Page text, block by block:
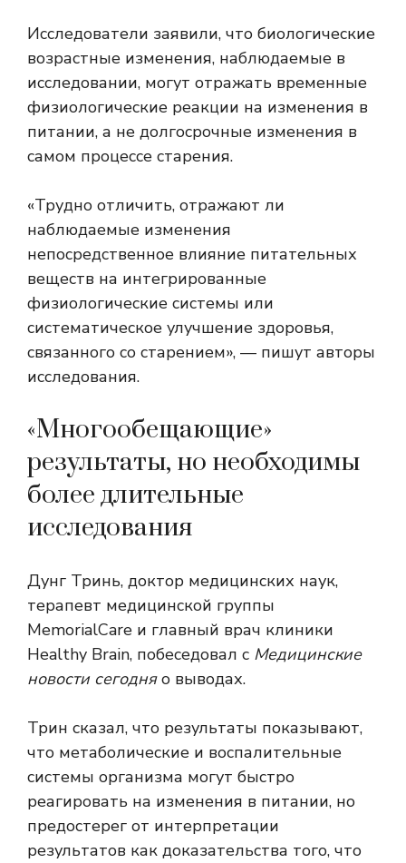
Исследователи заявили, что биологические
возрастные изменения, наблюдаемые в
исследовании, могут отражать временные
физиологические реакции на изменения в
питании, а не долгосрочные изменения в
самом процессе старения.
«Трудно отличить, отражают ли
наблюдаемые изменения
непосредственное влияние питательных
веществ на интегрированные
физиологические системы или
систематическое улучшение здоровья,
связанного со старением», — пишут авторы
исследования.
«Многообещающие»
результаты, но необходимы
более длительные
исследования
Дунг Тринь, доктор медицинских наук,
терапевт медицинской группы
MemorialCare и главный врач клиники
Healthy Brain, побеседовал с Медицинские
новости сегодняо выводах.
Трин сказал, что результаты показывают,
что метаболические и воспалительные
системы организма могут быстро
реагировать на изменения в питании, но
предостерег от интерпретации
результатов как доказательства того, что